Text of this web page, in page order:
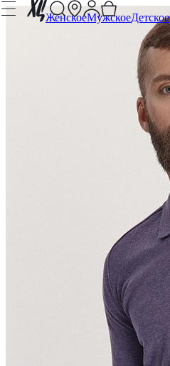
ЖенскоеМужскоеДетское